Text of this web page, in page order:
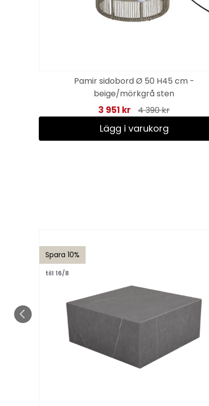
Pamir sidobord Ø 50 H45 cm -
beige/mörkgrå sten
3 951 kr 4 390 kr
Lägg i varukorg
Spara 10%
till 16/8